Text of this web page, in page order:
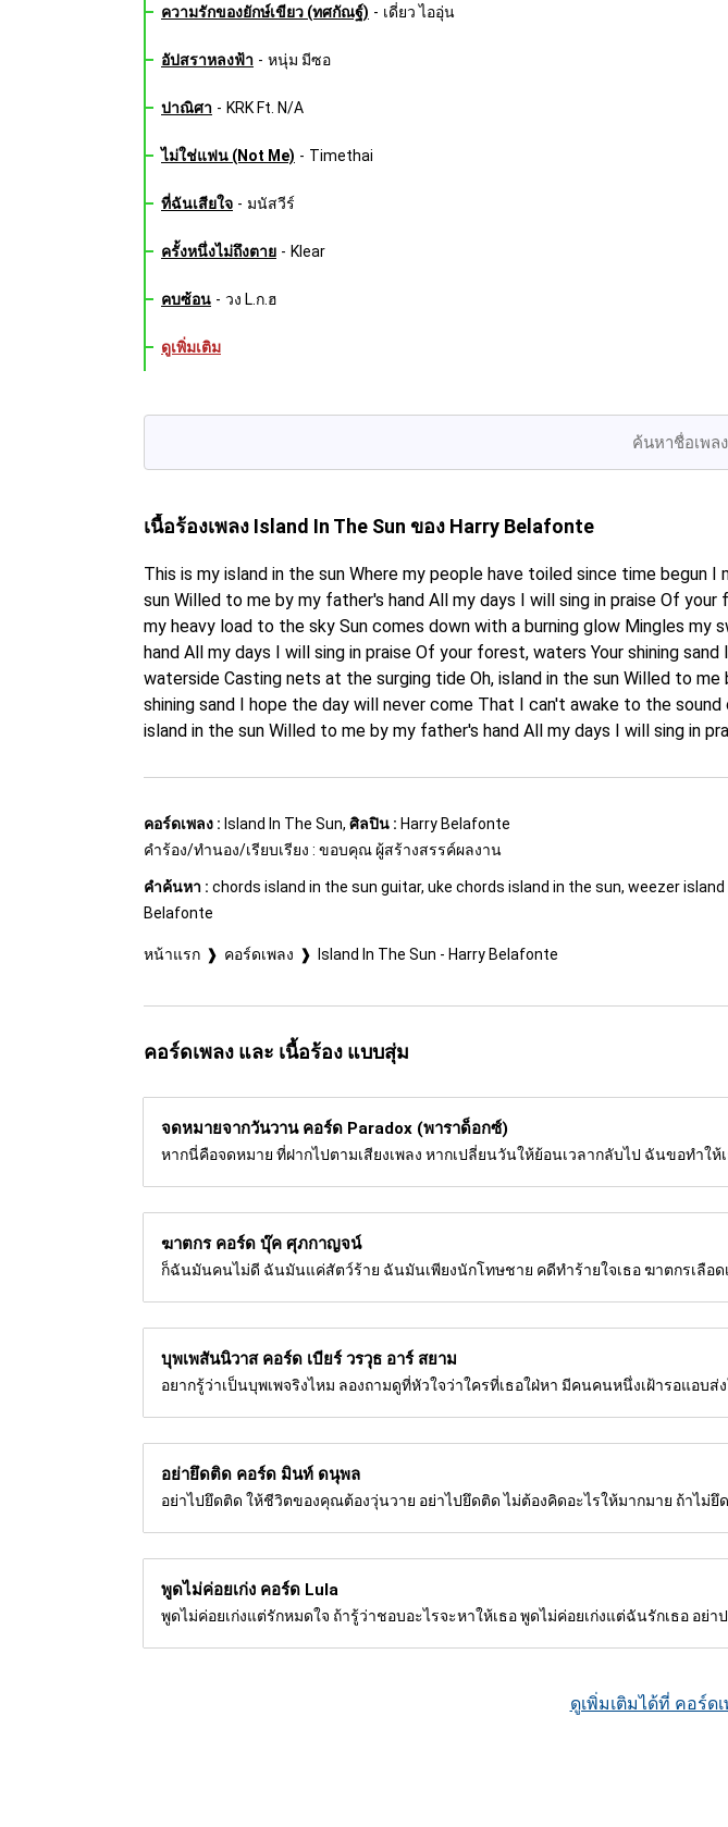
ความรักของยักษ์เขียว (ทศกัณฐ์) - เดี่ยว ไออุ่น
อัปสราหลงฟ้า - หนุ่ม มีซอ
ปาณิศา - KRK Ft. N/A
ไม่ใช่แฟน (Not Me) - Timethai
ที่ฉันเสียใจ - มนัสวีร์
ครั้งหนึ่งไม่ถึงตาย - Klear
คบซ้อน - วง L.ก.ฮ
ดูเพิ่มเติม
เนื้อร้องเพลง Island In The Sun ของ Harry Belafonte
This is my island in the sun Where my people have toiled since time begun
sun Willed to me by my father's hand All my days I will sing in praise Of
my heavy load to the sky Sun comes down with a burning glow Mingles
hand All my days I will sing in praise Of your forest, waters Your shining
waterside Casting nets at the surging tide Oh, island in the sun Willed to
shining sand I hope the day will never come That I can't awake to the
island in the sun Willed to me by my father's hand All my days I will sing in
คอร์ดเพลง : Island In The Sun, ศิลปิน : Harry Belafonte
คำร้อง/ทำนอง/เรียบเรียง : ขอบคุณ ผู้สร้างสรรค์ผลงาน
คำค้นหา : chords island in the sun guitar, uke chords island in the sun, weezer
Belafonte
หน้าแรก คอร์ดเพลง Island In The Sun - Harry Belafonte
คอร์ดเพลง และ เนื้อร้อง แบบสุ่ม
จดหมายจากวันวาน คอร์ด Paradox (พาราด็อกซ์)
หากนี่คือจดหมาย ที่ฝากไปตามเสียงเพลง หากเปลี่ยนวันให้ย้อนเวลากลับไป ฉันขอทำใ
ฆาตกร คอร์ด บุ๊ค ศุภกาญจน์
ก็ฉันมันคนไม่ดี ฉันมันแค่สัตว์ร้าย ฉันมันเพียงนักโทษชาย คดีทำร้ายใจเธอ ฆาตกรเลือดเ
บุพเพสันนิวาส คอร์ด เบียร์ วรวุธ อาร์ สยาม
อยากรู้ว่าเป็นบุพเพจริงไหม ลองถามดูที่หัวใจว่าใครที่เธอใฝ่หา มีคนคนหนึ่งเฝ้ารอแอบส่
อย่ายึดติด คอร์ด มินท์ ดนุพล
อย่าไปยึดติด ให้ชีวิตของคุณต้องวุ่นวาย อย่าไปยึดติด ไม่ต้องคิดอะไรให้มากมาย ถ้าไม่ยึ
พูดไม่ค่อยเก่ง คอร์ด Lula
พูดไม่ค่อยเก่งแต่รักหมดใจ ถ้ารู้ว่าชอบอะไรจะหาให้เธอ พูดไม่ค่อยเก่งแต่ฉันรักเธอ อย่า
ดูเพิ่มเติมได้ที่ คอร์ด